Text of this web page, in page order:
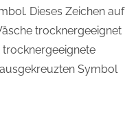
Dieses Zeichen auf
trocknergeeignet
trocknergeeignete
Symbol